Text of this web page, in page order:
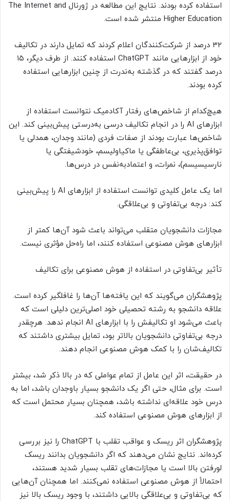
استفاده کرده بودند. نتایج این مطالعه در ژورنال The Internet and
Higher Education منتشر شده است.
۳۲ درصد از شرکت‌کنندگان اعلام کردند که تمایل دارند در تکالیف
خود از ابزارهایی مانند ChatGPT استفاده کنند. از طرف دیگر، ۱۵
درصد گفتند که در گذشته به‌ندرت از چنین ابزارهایی استفاده
کرده بودند.
هیچ‌کدام از شاخص‌های رفتار آکادمیک نتوانست استفاده از
ابزارهای AI را در انجام تکالیف درسی به‌درستی پیش‌بینی کند. این
شاخص‌ها عبارت بودند از صفات فردی (مانند وجدان، همدلی یا
توافق‌پذیری، بی‌عاطفگی یا ماکیاولیسم، خودشیفتگی یا
نارسیسیسم)، نمرات، و اعتمادبه‌نفس در درس‌ها.
اما یک عامل کلیدی توانست استفاده از ابزارهای AI را پیش‌بینی
کند: درجه بی‌تفاوتی و بی‌علاقگی.
مجازات دانشجویان متقلب می‌تواند باعث شود آن‌ها کمتر از
ابزارهای هوش مصنوعی استفاده کنند، اما راه‌حل مؤثری نیست.
تأثیر بی‌تفاوتی در استفاده از هوش مصنوعی برای تکالیف
پژوهشگران می‌گویند که این یافته‌ها آن‌ها را غافلگیر کرده است.
علاقه دانشجو به رشته تحصیلی خود اصلی‌ترین دلیلی است که
باعث می‌شود او تکالیفش را با ابزارهای AI انجام ندهد. هرچقدر
درجه بی‌تفاوتی دانشجویان بالاتر بود، تمایل بیشتری داشتند که
تکالیف‌شان را با کمک هوش مصنوعی انجام دهند.
در حقیقت، اثر این عامل از تمام عواملی که در بالا ذکر شد، بیشتر
است. برای مثال، حتی اگر یک دانشجو بسیار باوجدان باشد، اما به
درس خود علاقه‌ای نداشته باشد، همچنان بسیار محتمل است که
از ابزارهای هوش مصنوعی استفاده کند.
پژوهشگران اثر ریسک و عواقب تقلب با ChatGPT را نیز بررسی
کرده‌اند. نتایج نشان می‌دهند که اگر دانشجویان بدانند ریسک
لورفتن بالا است یا مجازات‌های تقلب بسیار شدید هستند،
احتمالاً از هوش مصنوعی استفاده نمی‌کنند. اما همچنان آن‌هایی
که بی‌تفاوتی و بی‌علاقگی بالایی داشتند، با وجود ریسک بالا نیز